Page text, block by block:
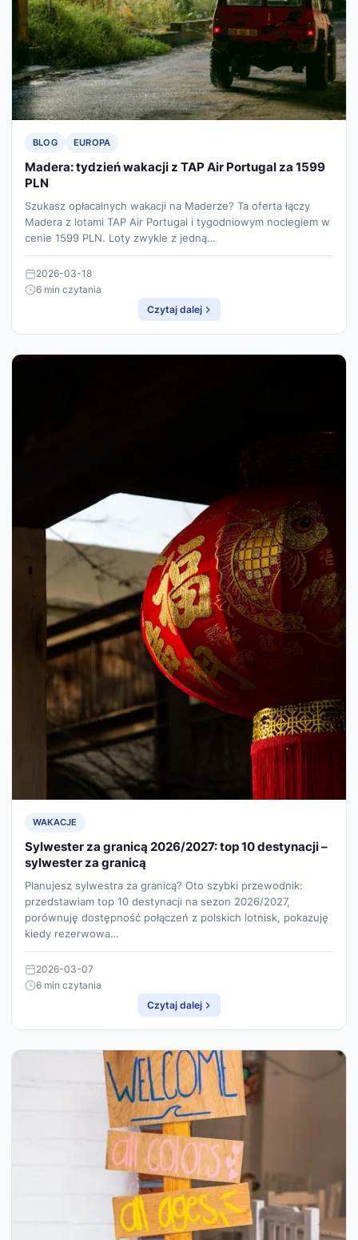
BLOG EUROPA
Madera: tydzień wakacji z TAP Air Portugal za 1599
PLN
Szukasz opłacalnych wakacji na Maderze? Ta oferta łączy
Madera z lotami TAP Air Portugal i tygodniowym noclegiem w
cenie 1599 PLN. Loty zwykle z jedną…
2026-03-18
6 min czytania
Czytaj dalej
WAKACJE
Sylwester za granicą 2026/2027: top 10 destynacji –
sylwester za granicą
Planujesz sylwestra za granicą? Oto szybki przewodnik:
przedstawiam top 10 destynacji na sezon 2026/2027,
porównuję dostępność połączeń z polskich lotnisk, pokazuję
kiedy rezerwowa…
2026-03-07
6 min czytania
Czytaj dalej